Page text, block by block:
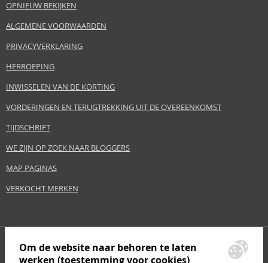
OPNIEUW BEKIJKEN
ALGEMENE VOORWAARDEN
PRIVACYVERKLARING
HERROEPING
INWISSELEN VAN DE KORTING
VORDERINGEN EN TERUGTREKKING UIT DE OVEREENKOMST
TIJDSCHRIFT
WE ZIJN OP ZOEK NAAR BLOGGERS
MAP PAGINAS
VERKOCHT MERKEN
Om de website naar behoren te laten
werken (toestemming voor cookies)